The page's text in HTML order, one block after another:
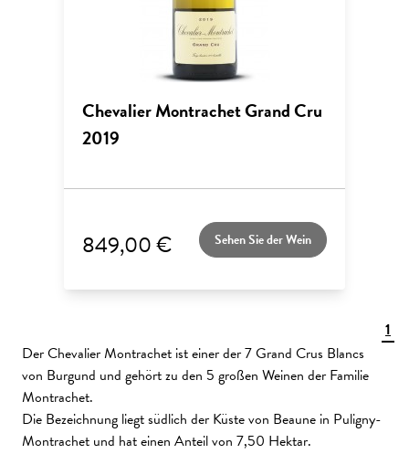
Chevalier Montrachet Grand Cru
2019
849,00 € Sehen Sie der Wein
1
Der Chevalier Montrachet ist einer der 7 Grand Crus Blancs
von Burgund und gehört zu den 5 großen Weinen der Familie
Montrachet.
Die Bezeichnung liegt südlich der Küste von Beaune in Puligny-
Montrachet und hat einen Anteil von 7,50 Hektar.